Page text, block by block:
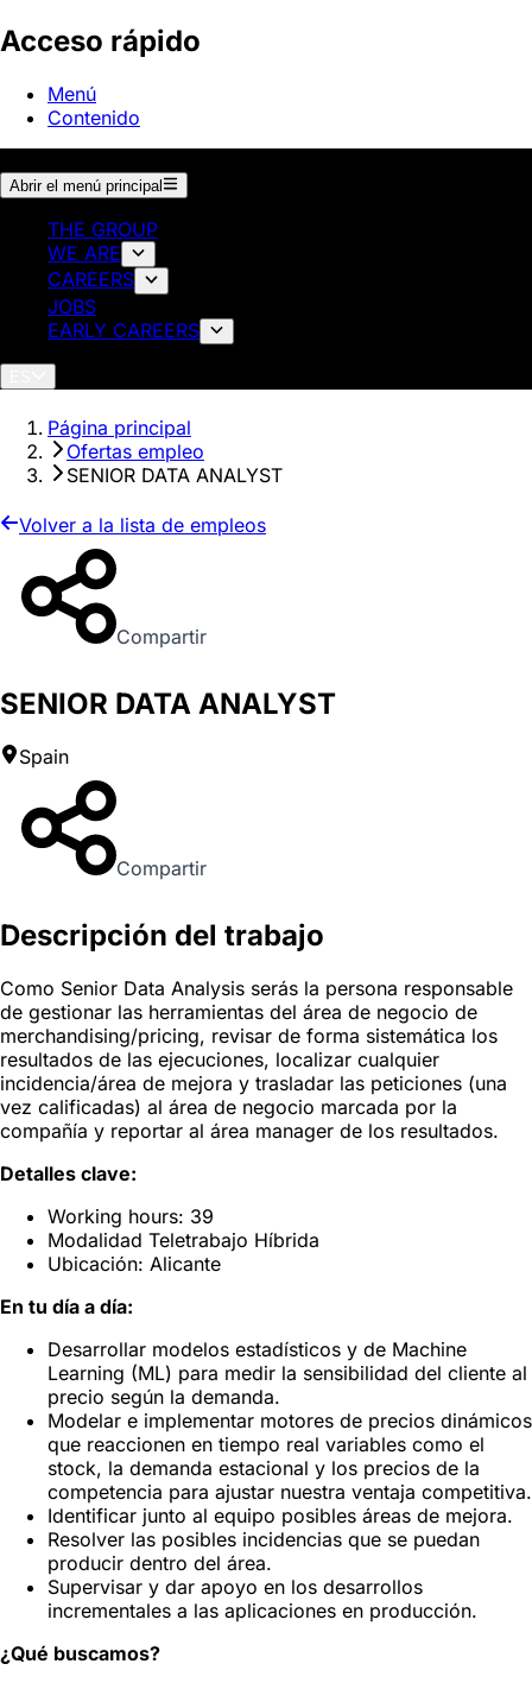
Acceso rápido
Menú
Contenido
Abrir el menú principal
THE GROUP
WE ARE
CAREERS
JOBS
EARLY CAREERS
Página principal
Ofertas empleo
SENIOR DATA ANALYST
Volver a la lista de empleos
Compartir
SENIOR DATA ANALYST
Spain
Compartir
Descripción del trabajo
Como Senior Data Analysis serás la persona responsable
de gestionar las herramientas del área de negocio de
merchandising/pricing, revisar de forma sistemática los
resultados de las ejecuciones, localizar cualquier
incidencia/área de mejora y trasladar las peticiones (una
vez calificadas) al área de negocio marcada por la
compañía y reportar al área manager de los resultados.
Detalles clave:
Working hours: 39
Modalidad Teletrabajo Híbrida
Ubicación: Alicante
En tu día a día:
Desarrollar modelos estadísticos y de Machine
Learning (ML) para medir la sensibilidad del cliente al
precio según la demanda.
Modelar e implementar motores de precios dinámicos
que reaccionen en tiempo real variables como el
stock, la demanda estacional y los precios de la
competencia para ajustar nuestra ventaja competitiva.
Identificar junto al equipo posibles áreas de mejora.
Resolver las posibles incidencias que se puedan
producir dentro del área.
Supervisar y dar apoyo en los desarrollos
incrementales a las aplicaciones en producción.
¿Qué buscamos?